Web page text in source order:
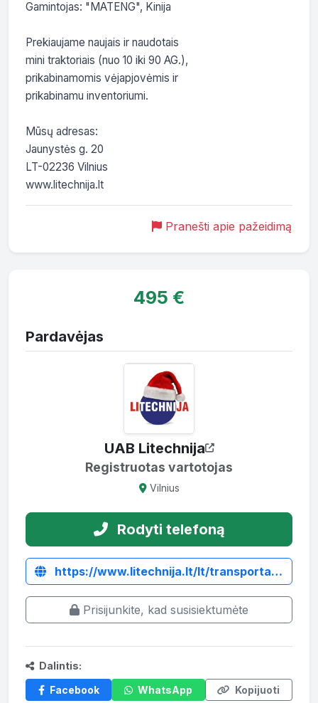
Gamintojas: "MATENG", Kinija
Prekiaujame naujais ir naudotais
mini traktoriais (nuo 10 iki 90 AG.),
prikabinamomis vėjapjovėmis ir
prikabinamu inventoriumi.
Mūsų adresas:
Jaunystės g. 20
LT-02236 Vilnius
www.litechnija.lt
Pranešti apie pažeidimą
495 €
Pardavėjas
UAB Litechnija
Registruotas vartotojas
Vilnius
Rodyti telefoną
https://www.litechnija.lt/lt/transportavimo-dezes/181-transportavimo-deze-15-m.html
Prisijunkite, kad susisiektumėte
Dalintis:
Facebook
WhatsApp Kopijuoti